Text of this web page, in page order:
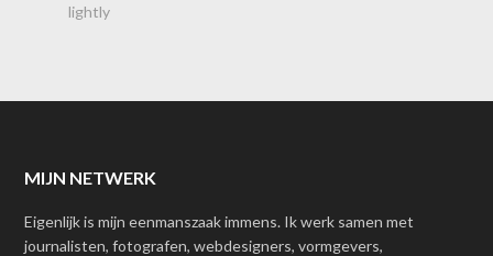
lightly
MIJN NETWERK
Eigenlijk is mijn eenmanszaak immens. Ik werk samen met
journalisten, fotografen, webdesigners, vormgevers,